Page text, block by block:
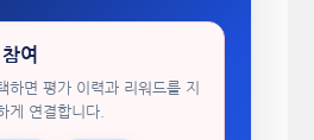
여
하면 평가 이력과 리워드를 지
게 연결합니다.